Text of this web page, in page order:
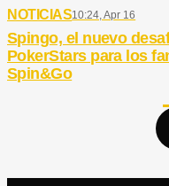
NOTICIAS10:24, Apr 16
Spingo, el nuevo
PokerStars para los
Spin&Go